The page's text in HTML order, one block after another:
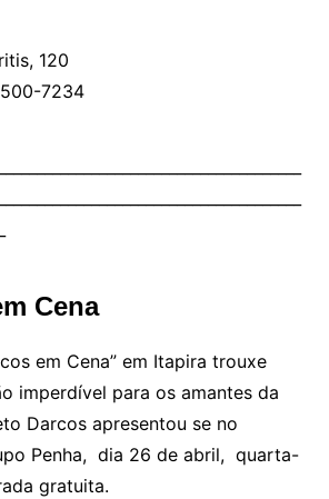
120
7234
Cena
em Cena” em Itapira trouxe
imperdível para os amantes da
Darcos apresentou se no
Penha, dia 26 de abril, quarta-
gratuita.